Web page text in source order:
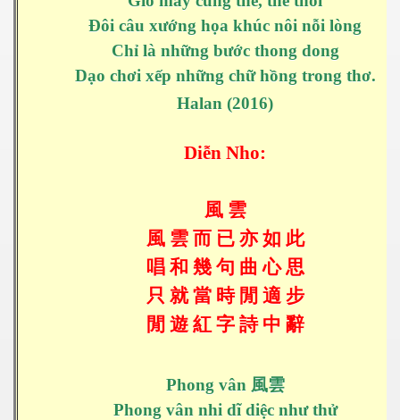
Đôi câu xướng họa khúc nôi nỗi lòng
Chỉ là những bước thong dong
Dạo chơi xếp những chữ hồng trong thơ.
Halan (2016)
Diễn Nho:
風 雲
風 雲 而 已 亦 如 此
唱 和 幾 句 曲 心 思
只 就 當 時 閒 適 步
閒 遊 紅 字 詩 中 辭
Phong vân 風雲
Phong vân nhi dĩ diệc như thử